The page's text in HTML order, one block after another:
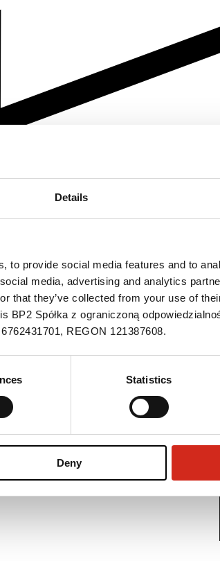
Details
to provide social media features and to
media, advertising and analytics
that they’ve collected from your use of
BP2 Spółka z ograniczoną
REGON 121387608.
Statistics
Deny